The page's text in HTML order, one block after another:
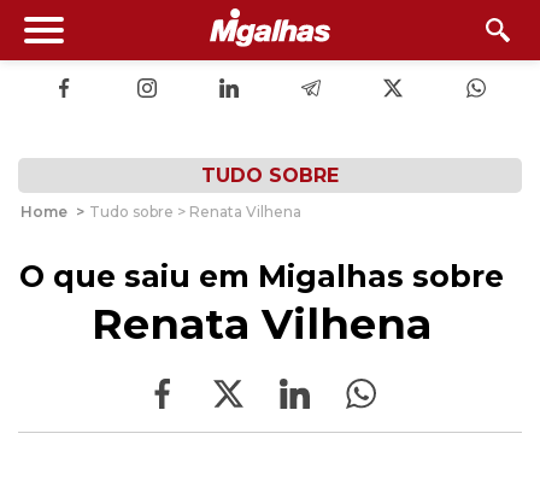
TUDO SOBRE
Home > Tudo sobre > Renata Vilhena
O que saiu em Migalhas sobre
Renata Vilhena